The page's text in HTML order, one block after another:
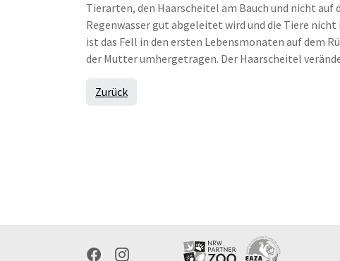
Tierarten, den Haarscheitel am Bauch und nicht auf
Regenwasser gut abgeleitet wird und die Tiere
ist das Fell in den ersten Lebensmonaten auf dem
der Mutter umhergetragen. Der Haarscheitel
Zurück